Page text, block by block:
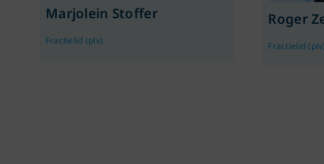
Marjolein Stoffer
Fractielid (plv)
Roger
Fractielid (plv)